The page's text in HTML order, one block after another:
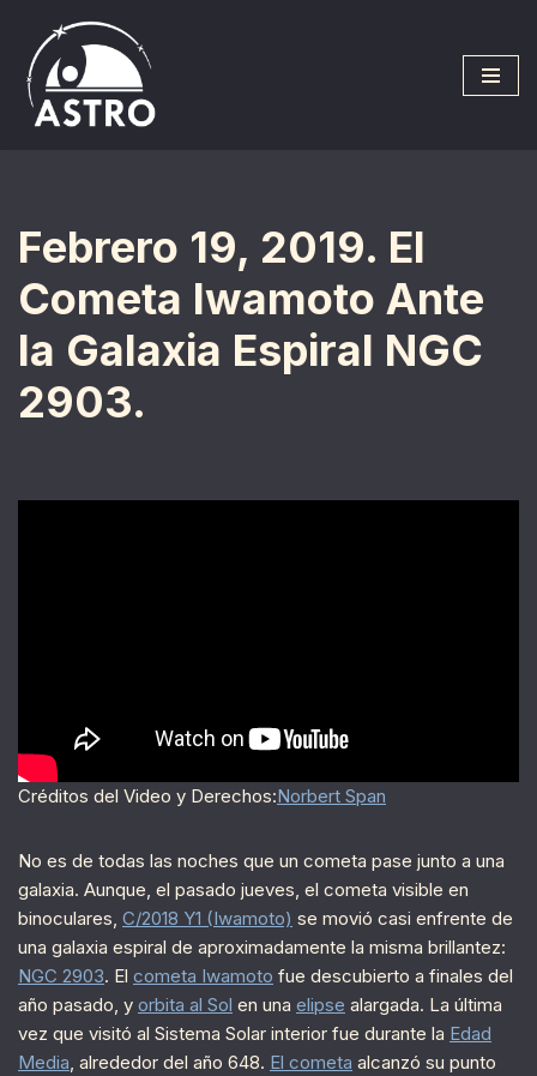
Saltar
al
contenido
Febrero 19, 2019. El
Cometa Iwamoto Ante
la Galaxia Espiral NGC
2903.
Créditos del Video y Derechos:Norbert Span
No es de todas las noches que un cometa pase junto a una
galaxia. Aunque, el pasado jueves, el cometa visible en
binoculares, C/2018 Y1 (Iwamoto) se movió casi enfrente de
una galaxia espiral de aproximadamente la misma brillantez:
NGC 2903. El cometa Iwamoto fue descubierto a finales del
año pasado, y orbita al Sol en una elipse alargada. La última
vez que visitó al Sistema Solar interior fue durante la Edad
Media, alrededor del año 648. El cometa alcanzó su punto